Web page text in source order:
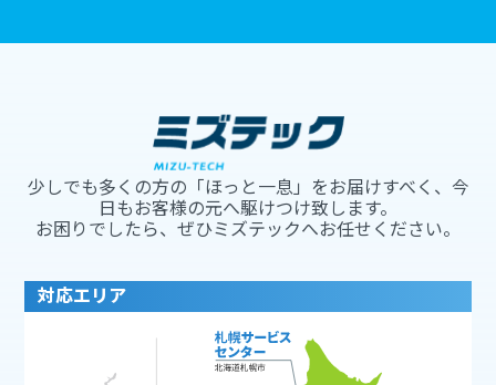
少しでも多くの方の「ほっと一息」をお届けすべく、今
日もお客様の元へ駆けつけ致します。
お困りでしたら、ぜひミズテックへお任せください。
対応エリア